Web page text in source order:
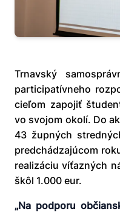
Trnavský
participatívneho
cieľom zapojiť
vo svojom okolí. Do
43 župných
predchádzajúcom
realizáciu víťazných
škôl 1.000 eur.
„Na podporu